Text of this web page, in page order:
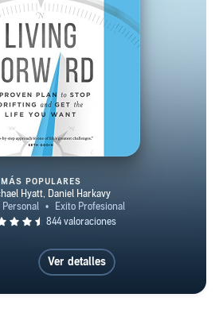
Living Forward
MÁS POPULARES
Ver detalles